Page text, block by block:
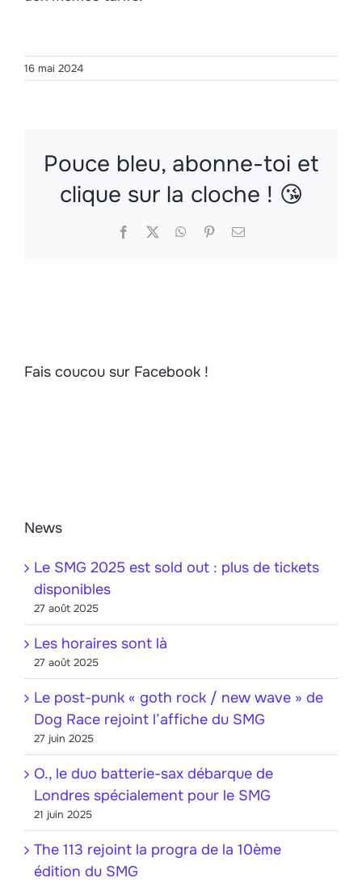
16 mai 2024
Pouce bleu, abonne-toi et
clique sur la cloche ! 😘
Facebook WhatsApp
PinterestEmail
News
Le SMG 2025 est sold out : plus de tickets
disponibles
27 août 2025
Les horaires sont là
27 août 2025
Le post-punk « goth rock / new wave » de
Dog Race rejoint l’affiche du SMG
27 juin 2025
O., le duo batterie-sax débarque de
Londres spécialement pour le SMG
21 juin 2025
The 113 rejoint la progra de la 10ème
édition du SMG
Fais coucou sur Facebook !